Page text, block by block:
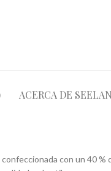
ACERCA DE
con un 40